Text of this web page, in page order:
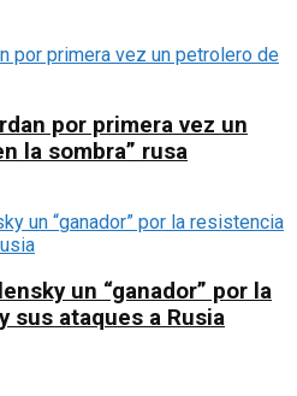
por primera vez un
la sombra” rusa
un “ganador” por la
sus ataques a Rusia